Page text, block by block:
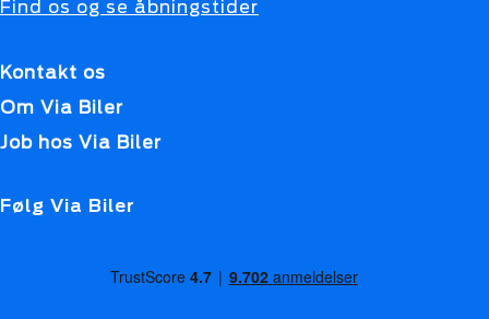
Find os og se åbningstider
Kontakt os
Om Via Biler
Job hos Via Biler
Følg Via Biler